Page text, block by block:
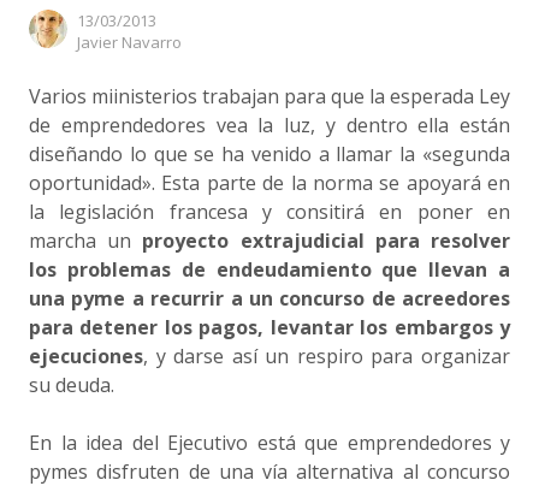
13/03/2013
Author
Javier Navarro
Varios miinisterios trabajan para que la esperada Ley
de emprendedores vea la luz, y dentro ella están
diseñando lo que se ha venido a llamar la «segunda
oportunidad». Esta parte de la norma se apoyará en
la legislación francesa y consitirá en poner en
marcha un proyecto extrajudicial para resolver
los problemas de endeudamiento que llevan a
una pyme a recurrir a un concurso de acreedores
para detener los pagos, levantar los embargos y
ejecuciones, y darse así un respiro para organizar
su deuda.
En la idea del Ejecutivo está que emprendedores y
pymes disfruten de una vía alternativa al concurso